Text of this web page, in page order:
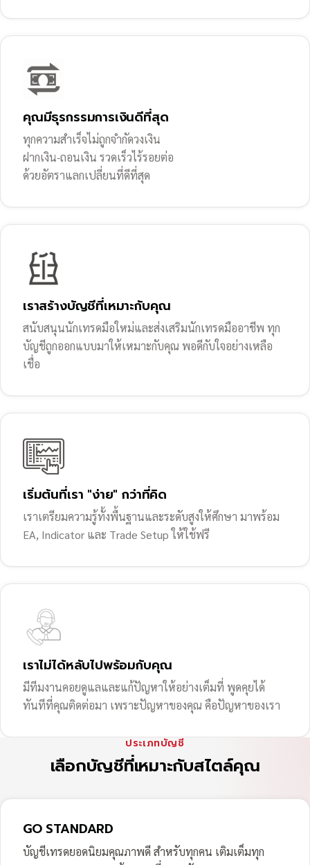
คุณมีธุรกรรมการเงินดีที่สุด
ทุกความสำเร็จไม่ถูกจำกัดวงเงิน
ฝากเงิน-ถอนเงิน รวดเร็วไร้รอยต่อ
ด้วยอัตราแลกเปลี่ยนที่ดีที่สุด
เราสร้างบัญชีที่เหมาะกับคุณ
สนับสนุนนักเทรดมือใหม่และส่งเสริมนักเทรดมืออาชีพ ทุก
บัญชีถูกออกแบบมาให้เหมาะกับคุณ พอดีกับใจอย่างเหลือ
เชื่อ
เริ่มต้นที่เรา "ง่าย" กว่าที่คิด
เราเตรียมความรู้ทั้งพื้นฐานและระดับสูงให้ศึกษา มาพร้อม
EA, Indicator และ Trade Setup ให้ใช้ฟรี
เราไม่ได้หลับไปพร้อมกับคุณ
มีทีมงานคอยดูแลและแก้ปัญหาให้อย่างเต็มที่ พูดคุยได้
ทันทีที่คุณติดต่อมา เพราะปัญหาของคุณ คือปัญหาของเรา
ประเภทบัญชี
เลือกบัญชีที่เหมาะกับสไตล์คุณ
GO STANDARD
บัญชีเทรดยอดนิยมคุณภาพดี สำหรับทุกคน เติมเต็มทุก